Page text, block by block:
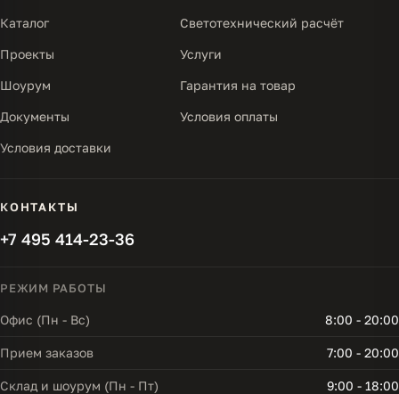
Каталог Светотехнический расчёт
Проекты Услуги
Шоурум Гарантия на товар
Документы Условия оплаты
Условия доставки
КОНТАКТЫ
+7 495 414-23-36
РЕЖИМ РАБОТЫ
Офис (Пн - Вс) 8:00 - 20:00
Прием заказов 7:00 - 20:00
Склад и шоурум (Пн - Пт) 9:00 - 18:00